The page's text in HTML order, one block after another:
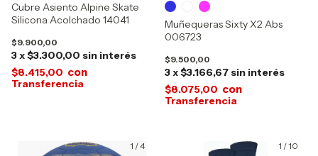
Cubre Asiento Alpine Skate
Silicona Acolchado 14041
$9.900,00
3x$3.300,00 sin interés
$8.415,00 con
Muñequeras Sixty X2 Abs
006723
$9.500,00
3x$3.166,67 sin interés
$8.075,00 con
1 /4 1 /10